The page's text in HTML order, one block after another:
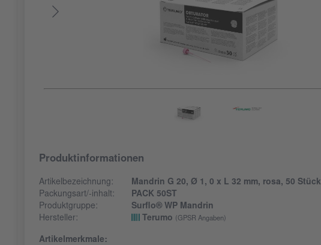
Produktinformationen
Artikelbezeichnung:
Mandrin G 20, Ø 1, 0 x L 32 mm, rosa, 50 Stück
Packungsart/-inhalt:
PACK 50ST
Produktgruppe:
Surflo® WP Mandrin
Hersteller:
Terumo (GPSR Angaben)
Artikelmerkmale: